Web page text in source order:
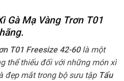
Gà Mạ Vàng Trơn T01
T01 Freesize 42-60là một
thể thiếu đối với những món xì
đẹp mắt trong bộ sưu tập Tẩu